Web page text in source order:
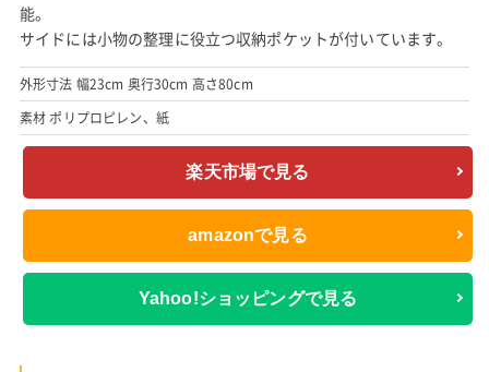
能。
サイドには小物の整理に役立つ収納ポケットが付いています。
外形寸法 幅23cm 奥行30cm 高さ80cm
素材 ポリプロピレン、紙
楽天市場で見る
amazonで見る
Yahoo!ショッピングで見る